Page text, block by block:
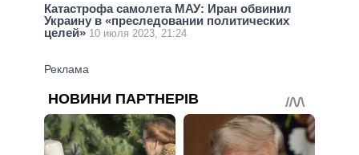
Катастрофа самолета МАУ: Иран обвинил
Украину в «преследовании политических
целей» 10 июля 2023, 21:24